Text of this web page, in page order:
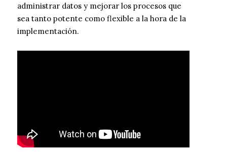
administrar datos y mejorar los procesos que
sea tanto potente como flexible a la hora de la
implementación.